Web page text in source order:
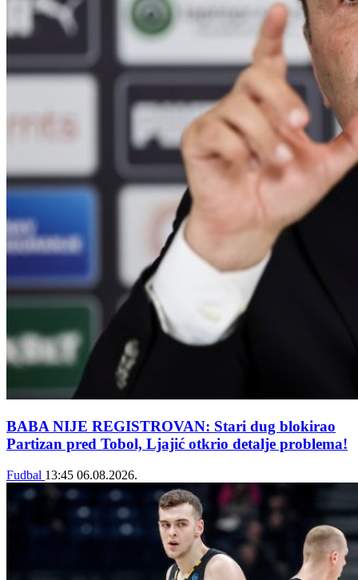
BABA NIJE REGISTROVAN: Stari dug blokirao
Partizan pred Tobol, Ljajić otkrio detalje problema!
Fudbal 13:45 06.08.2026.